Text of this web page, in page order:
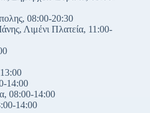
08:00-20:30
Λιμένι Πλατεία, 11:00-
14:00
08:00-14:00
14:00